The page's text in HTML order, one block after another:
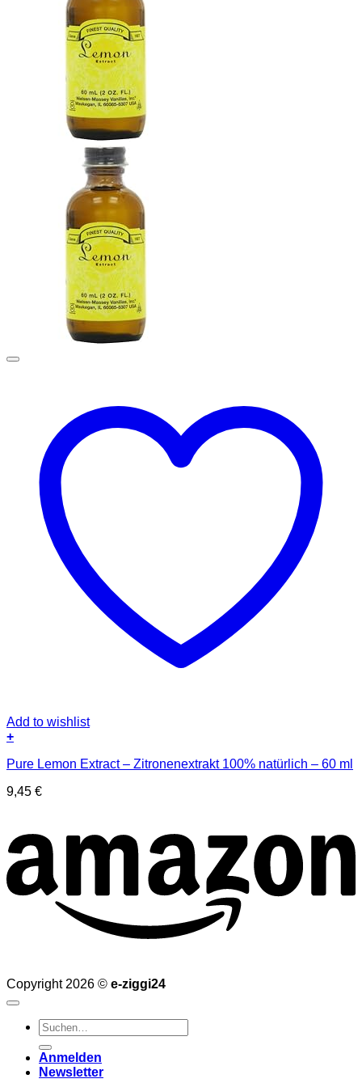
Add to wishlist
+
Pure Lemon Extract – Zitronenextrakt 100% natürlich – 60 ml
9,45 €
Copyright 2026 © e-ziggi24
Suchen
nach:
Anmelden
Newsletter